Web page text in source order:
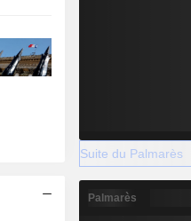
Suite du Palmarès
Palmarès